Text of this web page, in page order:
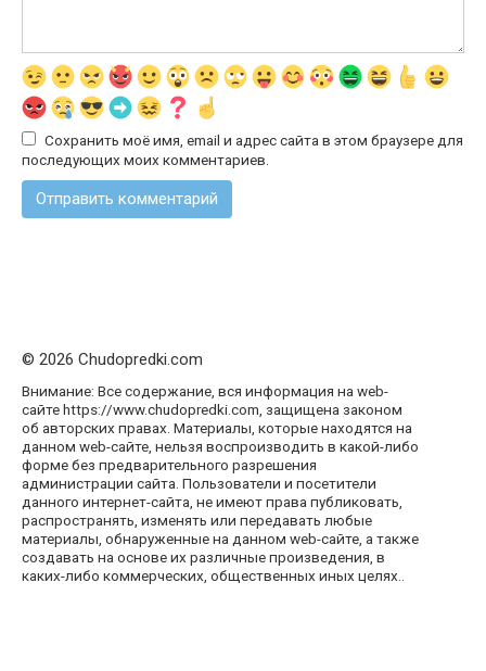
Сохранить моё имя, email и адрес сайта в этом браузере для
последующих моих комментариев.
© 2026 Chudopredki.com
Внимание: Все содержание, вся информация на web-
сайте https://www.chudopredki.com, защищена законом
об авторских правах. Материалы, которые находятся на
данном web-сайте, нельзя воспроизводить в какой-либо
форме без предварительного разрешения
администрации сайта. Пользователи и посетители
данного интернет-сайта, не имеют права публиковать,
распространять, изменять или передавать любые
материалы, обнаруженные на данном web-сайте, а также
создавать на основе их различные произведения, в
каких-либо коммерческих, общественных иных целях..